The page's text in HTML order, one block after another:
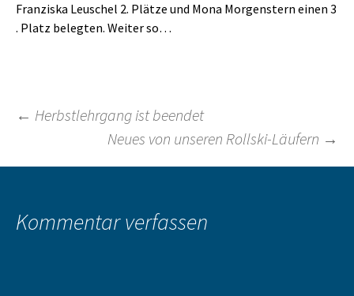
Franziska Leuschel 2. Plätze und Mona Morgenstern einen 3
. Platz belegten. Weiter so…
Beitragsnavigation
← Herbstlehrgang ist beendet
Neues von unseren Rollski-Läufern →
Kommentar verfassen